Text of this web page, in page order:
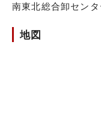
南東北総合卸セン
地図